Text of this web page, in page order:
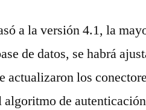
a la versión 4.1, la
de datos, se habrá
actualizaron los
algoritmo de